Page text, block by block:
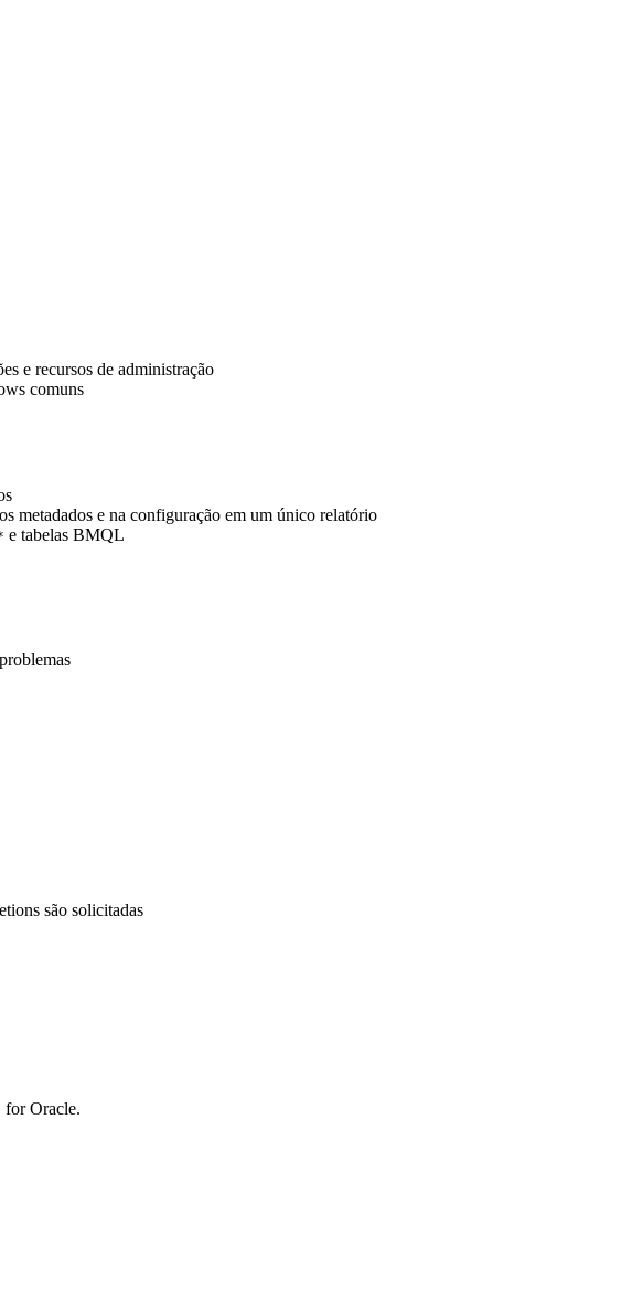
e recursos de administração
comuns
metadados e na configuração em um único relatório
e tabelas BMQL
são solicitadas
Oracle.